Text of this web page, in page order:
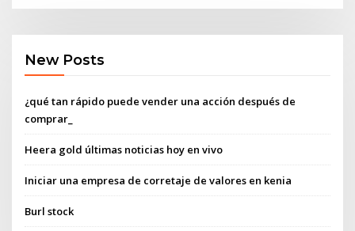
New Posts
¿qué tan rápido puede vender una acción después de
comprar_
Heera gold últimas noticias hoy en vivo
Iniciar una empresa de corretaje de valores en kenia
Burl stock